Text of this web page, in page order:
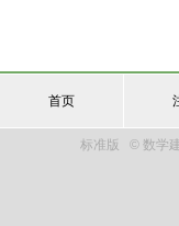
首页
标准版 © 数学